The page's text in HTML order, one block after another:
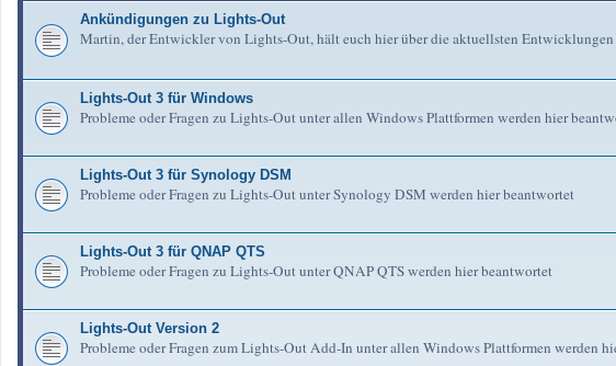
Ankündigungen zu Lights-Out
Martin, der Entwickler von Lights-Out, hält euch hier über die aktuellsten Entwicklungen
Lights-Out 3 für Windows
Probleme oder Fragen zu Lights-Out unter allen Windows Plattformen werden hier
Lights-Out 3 für Synology DSM
Probleme oder Fragen zu Lights-Out unter Synology DSM werden hier beantwortet
Lights-Out 3 für QNAP QTS
Probleme oder Fragen zu Lights-Out unter QNAP QTS werden hier beantwortet
Lights-Out Version 2
Probleme oder Fragen zum Lights-Out Add-In unter allen Windows Plattformen werden